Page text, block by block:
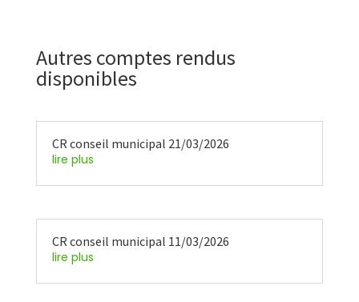
Autres comptes rendus
disponibles
CR conseil municipal 21/03/2026
lire plus
CR conseil municipal 11/03/2026
lire plus